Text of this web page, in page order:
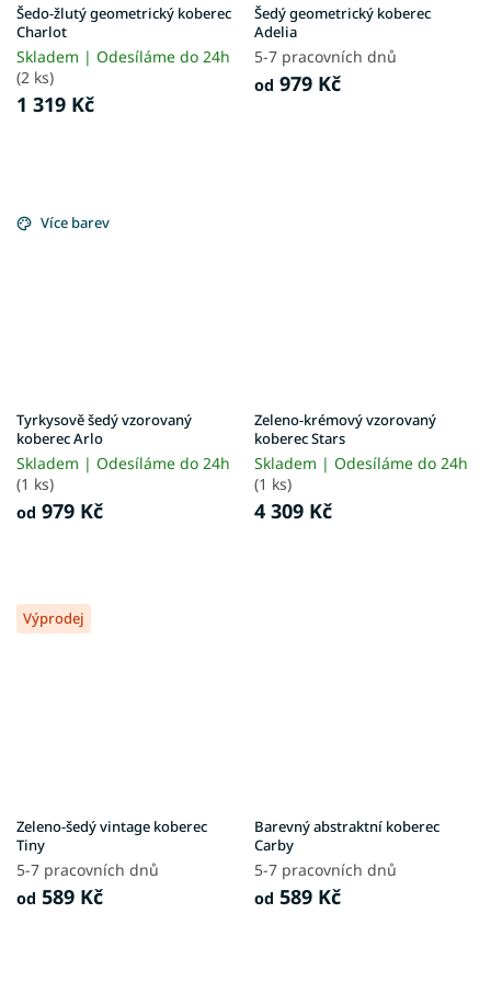
Šedo-žlutý geometrický koberec
Charlot
Skladem | Odesíláme do 24h
(2 ks)
1 319 Kč
Šedý geometrický koberec
Adelia
5-7 pracovních dnů
od 979 Kč
Více barev
Tyrkysově šedý vzorovaný
koberec Arlo
Skladem | Odesíláme do 24h
(1 ks)
od 979 Kč
Zeleno-krémový vzorovaný
koberec Stars
Skladem | Odesíláme do 24h
(1 ks)
4 309 Kč
Výprodej
Zeleno-šedý vintage koberec
Tiny
5-7 pracovních dnů
od 589 Kč
Barevný abstraktní koberec
Carby
5-7 pracovních dnů
od 589 Kč